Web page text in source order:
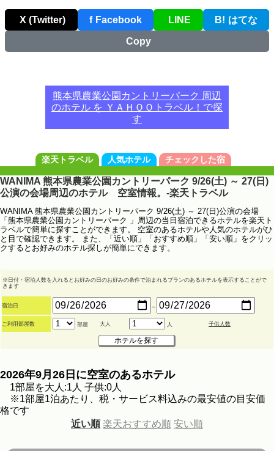
X (Twitter) f Facebook LINE B! はてな
Copy
熊本県農業公園カントリーパーク 周辺
のホテル を ＹＡＨＯＯトラベル！で探
す
楽天トラベル 人気ホテル チェックした宿
WANIMA 熊本県農業公園カントリーパーク 9/26(土) ～ 27(日)
公演の会場周辺のホテル 空室情報。-楽天トラベル
WANIMA 熊本県農業公園カントリーパーク 9/26(土) ～ 27(日)公演の会場
「熊本県農業公園カントリーパーク 」周辺の当日宿泊できるホテルを楽天ト
ラベルで簡単に探すことができます。 空室のあるホテルや人気のホテルがひ
と目で確認できます。 また、「近い順」「おすすめ順」「安い順」をクリッ
クするとお好みのホテル探しが簡単にできます。
※日付・宿泊人数を入れるとお好みの日のお好みの条件で泊まれるプランのあるホテルを表示することがで
きます
宿泊日 ～
ご利用部屋数 部屋 大人 人 子供人数
2026年9月26日に空室のあるホテル
1部屋を大人:1人 子供:0人
※1部屋1泊あたり、税・サービス料込みの最安値の目安価
格です
近い順 楽天おすすめ順 安い順